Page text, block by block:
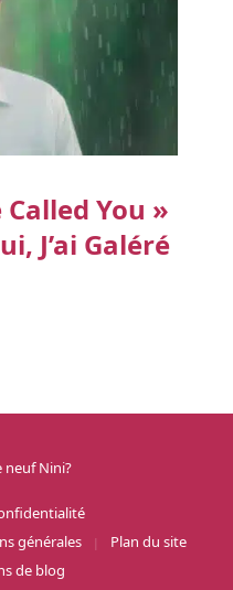
You »
J’ai Galéré
neuf Nini?
générales
Plan du site
de blog